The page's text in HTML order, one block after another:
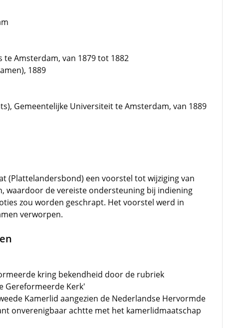
Amsterdam, van 1879 tot 1882
1889
Gemeentelijke Universiteit te Amsterdam, van 1889
(Plattelandersbond) een voorstel tot wijziging van
waardoor de vereiste ondersteuning bij indiening
zou worden geschrapt. Het voorstel werd in
verworpen.
kring bekendheid door de rubriek
Gereformeerde Kerk'
Kamerlid aangezien de Nederlandse Hervormde
onverenigbaar achtte met het kamerlidmaatschap